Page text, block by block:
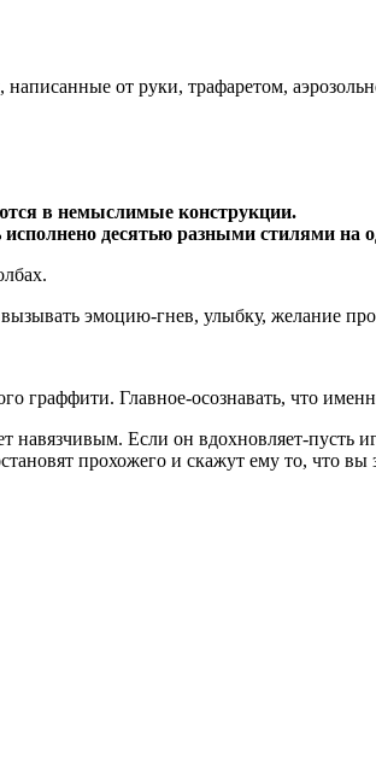
от руки, трафаретом,
в немыслимые конструкции.
десятью разными стилями на
эмоцию-гнев, улыбку, желание
граффити. Главное-осознавать, что
навязчивым. Если он вдохновляет-пусть
прохожего и скажут ему то, что вы